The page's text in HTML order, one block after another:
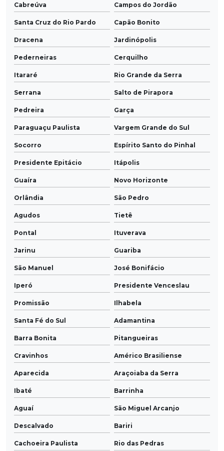
Cabreúva Campos do Jordão
Santa Cruz do Rio Pardo Capão Bonito
Dracena Jardinópolis
Pederneiras Cerquilho
Itararé Rio Grande da Serra
Serrana Salto de Pirapora
Pedreira Garça
Paraguaçu Paulista Vargem Grande do Sul
Socorro Espírito Santo do Pinhal
Presidente Epitácio Itápolis
Guaíra Novo Horizonte
Orlândia São Pedro
Agudos Tietê
Pontal Ituverava
Jarinu Guariba
São Manuel José Bonifácio
Iperó Presidente Venceslau
Promissão Ilhabela
Santa Fé do Sul Adamantina
Barra Bonita Pitangueiras
Cravinhos Américo Brasiliense
Aparecida Araçoiaba da Serra
Ibaté Barrinha
Aguaí São Miguel Arcanjo
Descalvado Bariri
Cachoeira Paulista Rio das Pedras